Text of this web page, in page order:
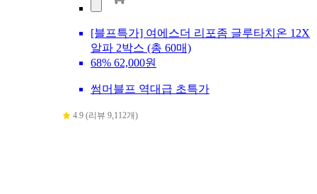
[블프특가] 여에스더 리포좀 글루타치온 12X
알파 2박스 (총 60매)
68% 62,000원
썸머블프 역대급 초특가
4.9 (리뷰 9,112개)